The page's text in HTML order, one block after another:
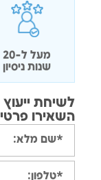
מעל ל-20
שנות ניסיון
ייעוץ ללא
פרטים: